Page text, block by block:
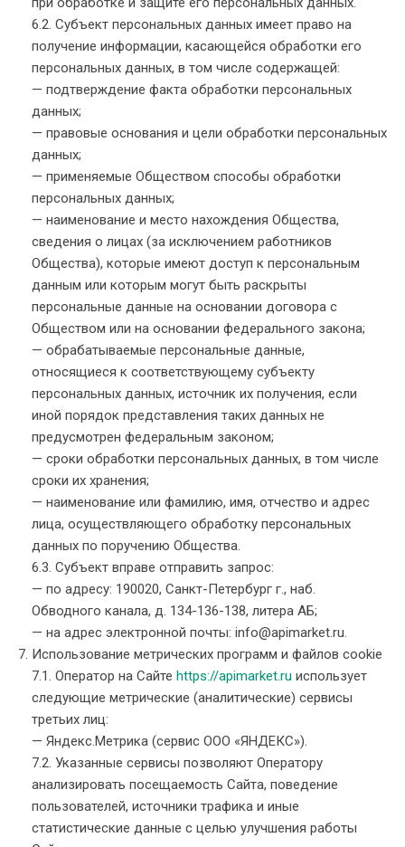
6.2. Субъект персональных данных имеет право на
получение информации, касающейся обработки его
персональных данных, в том числе содержащей:
— подтверждение факта обработки персональных
данных;
— правовые основания и цели обработки персональных
данных;
— применяемые Обществом способы обработки
персональных данных;
— наименование и место нахождения Общества,
сведения о лицах (за исключением работников
Общества), которые имеют доступ к персональным
данным или которым могут быть раскрыты
персональные данные на основании договора с
Обществом или на основании федерального закона;
— обрабатываемые персональные данные,
относящиеся к соответствующему субъекту
персональных данных, источник их получения, если
иной порядок представления таких данных не
предусмотрен федеральным законом;
— сроки обработки персональных данных, в том числе
сроки их хранения;
— наименование или фамилию, имя, отчество и адрес
лица, осуществляющего обработку персональных
данных по поручению Общества.
6.3. Субъект вправе отправить запрос:
— по адресу: 190020, Санкт-Петербург г., наб.
Обводного канала, д. 134-136-138, литера АБ;
— на адрес электронной почты: info@apimarket.ru.
Использование метрических программ и файлов cookie
7.1. Оператор на Сайте https://apimarket.ru использует
следующие метрические (аналитические) сервисы
третьих лиц:
— Яндекс.Метрика (сервис ООО «ЯНДЕКС»).
7.2. Указанные сервисы позволяют Оператору
анализировать посещаемость Сайта, поведение
пользователей, источники трафика и иные
статистические данные с целью улучшения работы